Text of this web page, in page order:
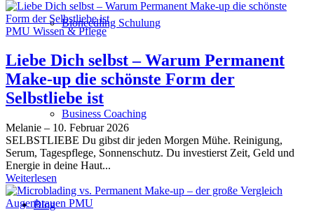
Bioneedling Schulung
Business Coaching
Blog
PMU Wissen & Pflege
Liebe Dich selbst – Warum Permanent
Make-up die schönste Form der
Selbstliebe ist
Melanie – 10. Februar 2026
SELBSTLIEBE Du gibst dir jeden Morgen Mühe. Reinigung,
Serum, Tagespflege, Sonnenschutz. Du investierst Zeit, Geld und
Energie in deine Haut...
Weiterlesen
Augenbrauen PMU